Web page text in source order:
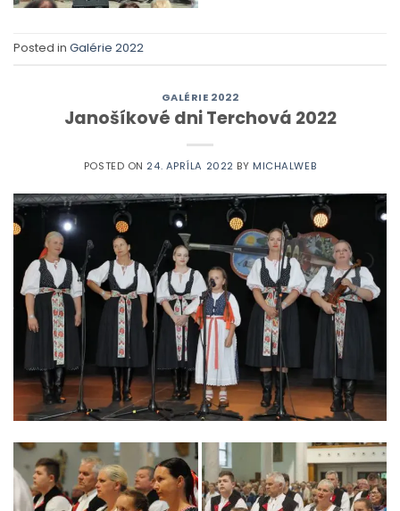
Posted in Galérie 2022
GALÉRIE 2022
Janošíkové dni Terchová 2022
POSTED ON 24. APRÍLA 2022 BY MICHALWEB